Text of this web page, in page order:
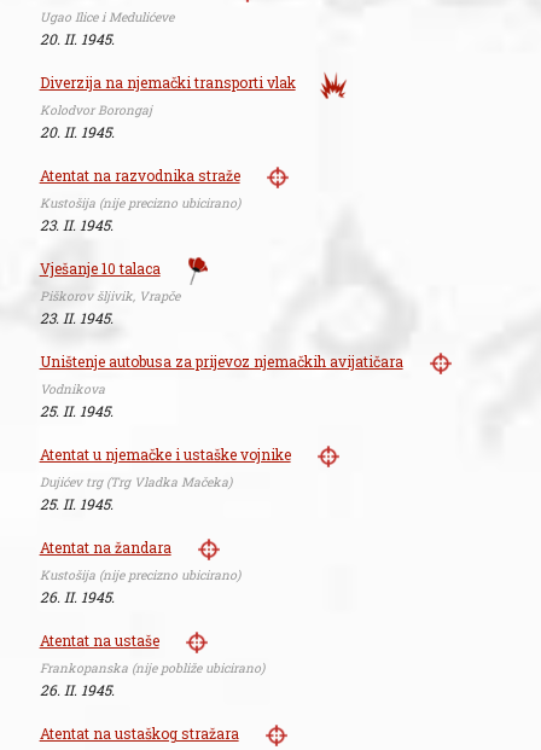
Ugao Ilice i Medulićeve
20. II. 1945.
Diverzija na njemački transporti vlak
Kolodvor Borongaj
20. II. 1945.
Atentat na razvodnika straže
Kustošija (nije precizno ubicirano)
23. II. 1945.
Vješanje 10 talaca
Piškorov šljivik, Vrapče
23. II. 1945.
Uništenje autobusa za prijevoz njemačkih avijatičara
Vodnikova
25. II. 1945.
Atentat u njemačke i ustaške vojnike
Dujićev trg (Trg Vladka Mačeka)
25. II. 1945.
Atentat na žandara
Kustošija (nije precizno ubicirano)
26. II. 1945.
Atentat na ustaše
Frankopanska (nije pobliže ubicirano)
26. II. 1945.
Atentat na ustaškog stražara